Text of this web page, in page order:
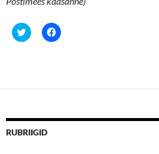
C
l
h
e
o
n
C
l
h
e
o
RUBRIIGID